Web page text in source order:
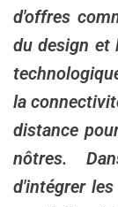
d'offres
du design et
la
distance
nôtres.
d'intégrer